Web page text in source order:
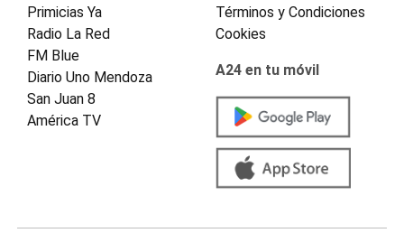
Primicias Ya
Radio La Red
FM Blue
Diario Uno Mendoza
San Juan 8
América TV
Términos y Condiciones
Cookies
A24 en tu móvil